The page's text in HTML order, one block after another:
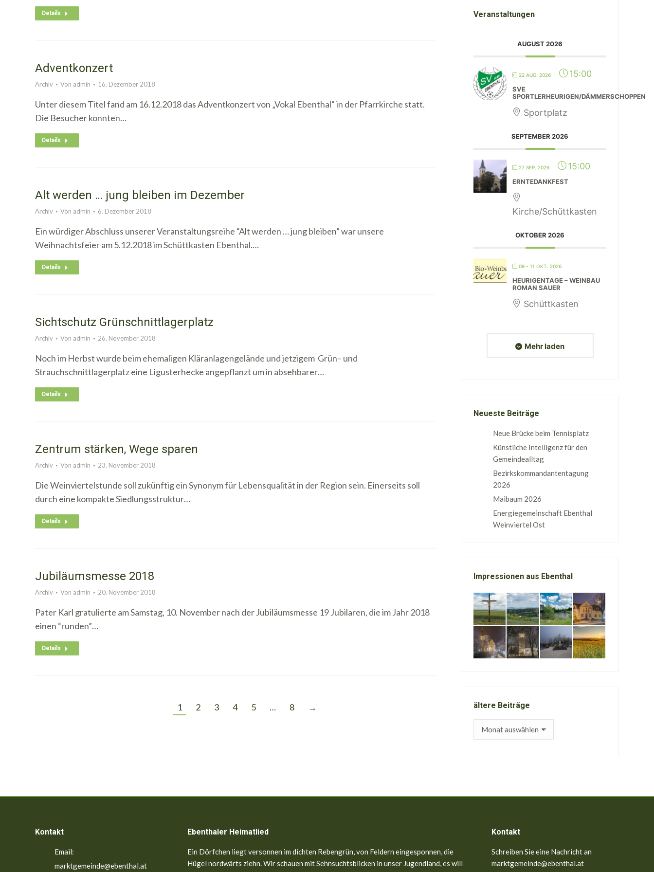
Details
Adventkonzert
Archiv Von admin 16. Dezember 2018
Unter diesem Titel fand am 16.12.2018 das Adventkonzert von „Vokal Ebenthal“ in der Pfarrkirche statt.
Die Besucher konnten…
Details
Alt werden … jung bleiben im Dezember
Archiv Von admin 6. Dezember 2018
Ein würdiger Abschluss unserer Veranstaltungsreihe “Alt werden … jung bleiben” war unsere
Weihnachtsfeier am 5.12.2018 im Schüttkasten Ebenthal.…
Details
Sichtschutz Grünschnittlagerplatz
Archiv Von admin 26. November 2018
Noch im Herbst wurde beim ehemaligen Kläranlagengelände und jetzigem Grün– und
Strauchschnittlagerplatz eine Ligusterhecke angepflanzt um in absehbarer…
Details
Zentrum stärken, Wege sparen
Archiv Von admin 23. November 2018
Die Weinviertelstunde soll zukünftig ein Synonym für Lebensqualität in der Region sein. Einerseits soll
durch eine kompakte Siedlungsstruktur…
Details
Jubiläumsmesse 2018
Archiv Von admin 20. November 2018
Pater Karl gratulierte am Samstag, 10. November nach der Jubiläumsmesse 19 Jubilaren, die im Jahr 2018
einen “runden”…
Details
1 2 3 4 5 … 8 →
Veranstaltungen
AUGUST 2026
22 AUG. 2026 15:00
SVE
SPORTLERHEURIGEN/DÄMMERSCHOPPEN
Sportplatz
SEPTEMBER 2026
27 SEP. 2026 15:00
ERNTEDANKFEST
Kirche/Schüttkasten
OKTOBER 2026
09 - 11 OKT. 2026
HEURIGENTAGE – WEINBAU
ROMAN SAUER
Schüttkasten
Mehr laden
Neueste Beiträge
Neue Brücke beim Tennisplatz
Künstliche Intelligenz für den
Gemeindealltag
Bezirkskommandantentagung
2026
Maibaum 2026
Energiegemeinschaft Ebenthal
Weinviertel Ost
Impressionen aus Ebenthal
ältere Beiträge
Kontakt
Email:
marktgemeinde@ebenthal.at
Ebenthaler Heimatlied
Ein Dörfchen liegt versonnen im dichten Rebengrün, von Feldern eingesponnen, die
Hügel nordwärts ziehn. Wir schauen mit Sehnsuchtsblicken in unser Jugendland, es will
Kontakt
Schreiben Sie eine Nachricht an
marktgemeinde@ebenthal.at